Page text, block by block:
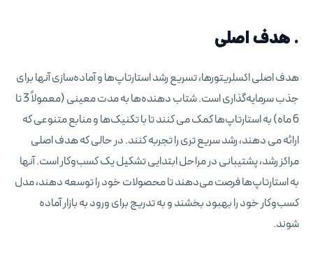
. هدف اصلی
هدف اصلی اکسلریتورها، تسریع رشد استارتاپ‌ها و آماده‌سازی آنها برای
جذب سرمایه‌گذاری است. شتاب دهنده‌ها به مدت معینی (معمولاً 3 تا
6 ماه) به استارتاپ‌ها کمک می کنند تا با تکنیک‌ها و منابع متنوعی که
ارائه می دهند، رشد سریع تری را تجربه کنند. در حالی که هدف اصلی
مراکز رشد، پشتیبانی در مراحل ابتدایی تشکیل یک کسب‌وکار است. آنها
به استارتاپ‌ها فرصت می‌دهند تا محصولات خود را توسعه دهند، مدل
کسب‌وکار خود را بهبود بخشند و به تدریج برای ورود به بازار آماده
شوند.